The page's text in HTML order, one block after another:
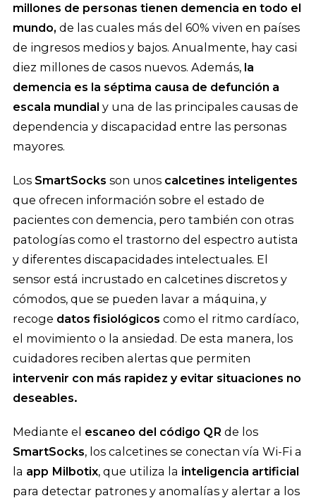
millones de personas tienen demencia en todo el
mundo, de las cuales más del 60% viven en países
de ingresos medios y bajos. Anualmente, hay casi
diez millones de casos nuevos. Además, la
demencia es la séptima causa de defunción a
escala mundial y una de las principales causas de
dependencia y discapacidad entre las personas
mayores.
Los SmartSocks son unos calcetines inteligentes
que ofrecen información sobre el estado de
pacientes con demencia, pero también con otras
patologías como el trastorno del espectro autista
y diferentes discapacidades intelectuales. El
sensor está incrustado en calcetines discretos y
cómodos, que se pueden lavar a máquina, y
recoge datos fisiológicos como el ritmo cardíaco,
el movimiento o la ansiedad. De esta manera, los
cuidadores reciben alertas que permiten
intervenir con más rapidez y evitar situaciones no
deseables.
Mediante el escaneo del código QR de los
SmartSocks, los calcetines se conectan vía Wi-Fi a
la app Milbotix, que utiliza la inteligencia artificial
para detectar patrones y anomalías y alertar a los